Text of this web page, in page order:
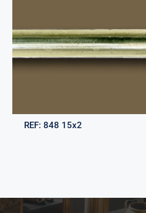
REF: 848 15x2